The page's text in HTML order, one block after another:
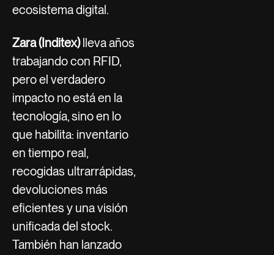
ecosistema digital.
Zara (Inditex)lleva años
trabajando con RFID,
pero el verdadero
impacto no está en la
tecnología, sino en lo
que habilita: inventario
en tiempo real,
recogidas ultrarrápidas,
devoluciones más
eficientes y una visión
unificada del stock.
También han lanzado